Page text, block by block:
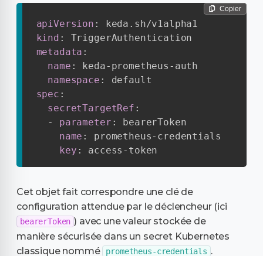
Copier
apiVersion :
kind :
metadata :
name : keda- prometheus - auth
namespace :
spec :
secretTargetRef :
-
parameter :
bearerToken
name : prometheus- credentials
key : access - token
Cet objet fait correspondre une clé de
configuration attendue par le déclencheur (ici
bearerToken ) avec une valeur stockée de
manière sécurisée dans un secret Kubernetes
classique nommé
prometheus-credentials .